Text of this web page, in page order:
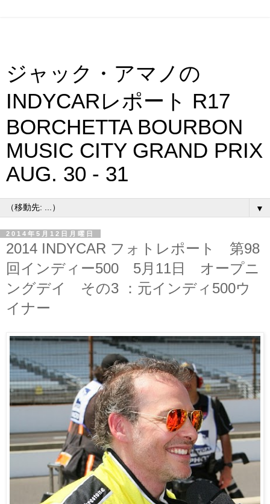
ジャック・アマノの
INDYCARレポート R17
BORCHETTA BOURBON
MUSIC CITY GRAND PRIX
AUG. 30 - 31
▼
2014年5月12日月曜日
2014 INDYCAR フォトレポート 第98
回インディー500 5月11日 オープニ
ングデイ その3 ：元インディ500ウ
イナー